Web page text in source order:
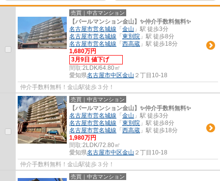
売買｜中古マンション
【パールマンション金山】✨️仲介手数料無料✨️
名古屋市営名城線 「 金山 」駅 徒歩3分
名古屋市営名城線 「 東別院 」駅 徒歩8分
名古屋市営名城線 「 西高蔵 」駅 徒歩18分
1,680万円
3月9日 値下げ
間取:2LDK/64.80㎡
愛知県名古屋市中区金山 ２丁目10-18
仲介手数料無料！金山駅徒歩３分！
売買｜中古マンション
【パールマンション金山】✨️仲介手数料無料✨️
名古屋市営名城線 「 金山 」駅 徒歩3分
名古屋市営名城線 「 東別院 」駅 徒歩8分
名古屋市営名城線 「 西高蔵 」駅 徒歩18分
1,980万円
間取:2LDK/72.80㎡
愛知県名古屋市中区金山 ２丁目10-18
仲介手数料無料！金山駅徒歩３分！
売買｜中古マンション